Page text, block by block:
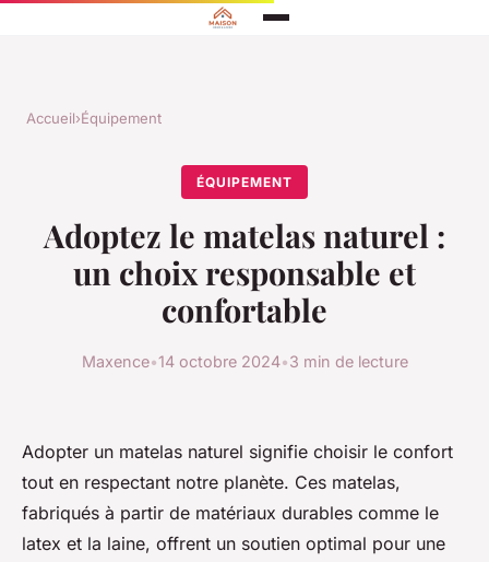
Accueil›Équipement
ÉQUIPEMENT
Adoptez le matelas naturel :
un choix responsable et
confortable
Maxence•14 octobre 2024•3 min de lecture
Adopter un matelas naturel signifie choisir le confort
tout en respectant notre planète. Ces matelas,
fabriqués à partir de matériaux durables comme le
latex et la laine, offrent un soutien optimal pour une